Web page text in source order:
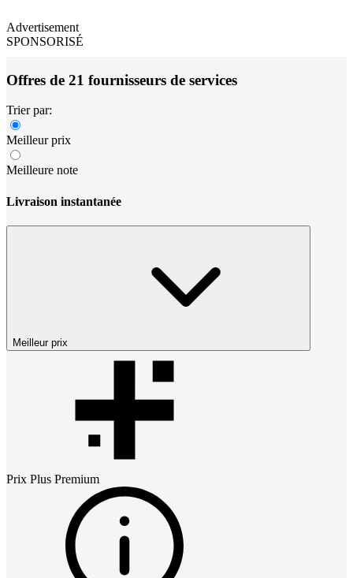
Advertisement
SPONSORISÉ
Offres de 21 fournisseurs de services
Trier par:
Meilleur prix
Meilleure note
Livraison instantanée
Meilleur prix
Prix Plus Premium